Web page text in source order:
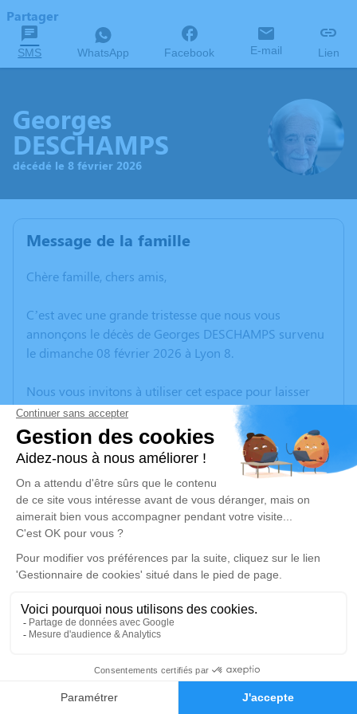
Faire-part Hommages
Partager
SMS WhatsApp Facebook E-mail Lien
Georges
DESCHAMPS
décédé le 8 février 2026
Message de la famille
Chère famille, chers amis,
C’est avec une grande tristesse que nous vous
annonçons le décès de Georges DESCHAMPS survenu
le dimanche 08 février 2026 à Lyon 8.
Nous vous invitons à utiliser cet espace pour laisser
vos condoléances, partager des photos souvenirs, une
anecdote ou exprimer vos pensées à travers des
poèmes ou des textes. Cet endroit est un lieu
d'expression dédié à honorer la mémoire de Georges
DESCHAMPS.
Un service de plantation d’arbre hommage est
disponible ici.
Je rends hommage
Cérémonie
Église Saint-Nazaire et Saint-Celse 59 Grande Rue
38080 Four